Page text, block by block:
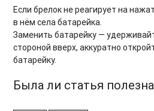
Если брелок не реагирует на
в нём села батарейка.
Заменить батарейку —
стороной вверх, аккуратно
батарейку.
Была ли статья